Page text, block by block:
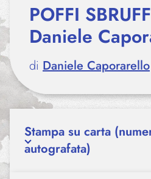
POFFI
Daniele
di Daniele Caporarello
Stampa su carta
autografata)